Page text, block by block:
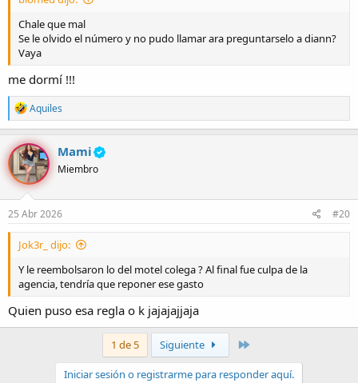
Chale que mal
Se le olvido el número y no pudo llamar ara preguntarselo a diann?
Vaya
me dormí !!!
R
e
a
c
c
i
o
n
e
s
Aquiles
Mami
Miembro
25 Abr 2026 #20
Jok3r_ dijo:
Y le reembolsaron lo del motel colega ? Al final fue culpa de la
agencia, tendría que reponer ese gasto
Quien puso esa regla o k jajajajjaja
1 de 5 Siguiente
Iniciar sesión o registrarme para responder aquí.